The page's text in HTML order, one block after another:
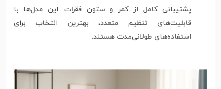
پشتیبانی کامل از کمر و ستون فقرات. این مدل‌ها با
قابلیت‌های تنظیم متعدد، بهترین انتخاب برای
استفاده‌های طولانی‌مدت هستند.